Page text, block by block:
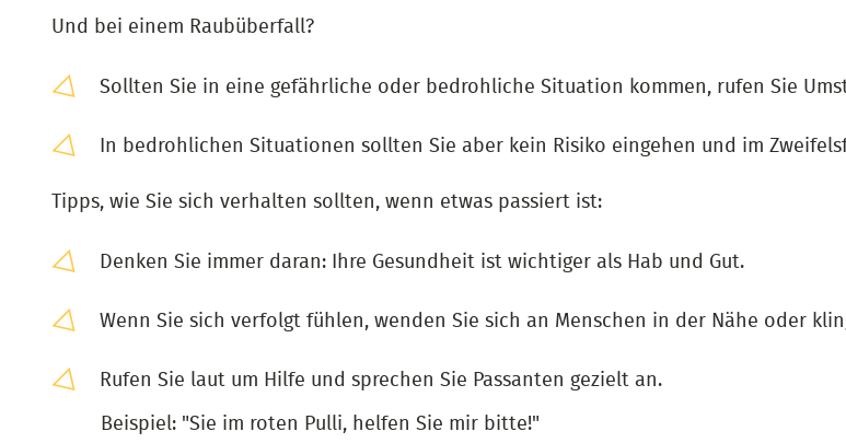
Und bei einem Raubüberfall?
Sollten Sie in eine gefährliche oder bedrohliche Situation kommen, rufen Sie
In bedrohlichen Situationen sollten Sie aber kein Risiko eingehen und im
Tipps, wie Sie sich verhalten sollten, wenn etwas passiert ist:
Denken Sie immer daran: Ihre Gesundheit ist wichtiger als Hab und Gut.
Wenn Sie sich verfolgt fühlen, wenden Sie sich an Menschen in der Nähe oder
Rufen Sie laut um Hilfe und sprechen Sie Passanten gezielt an.
Beispiel: "Sie im roten Pulli, helfen Sie mir bitte!"